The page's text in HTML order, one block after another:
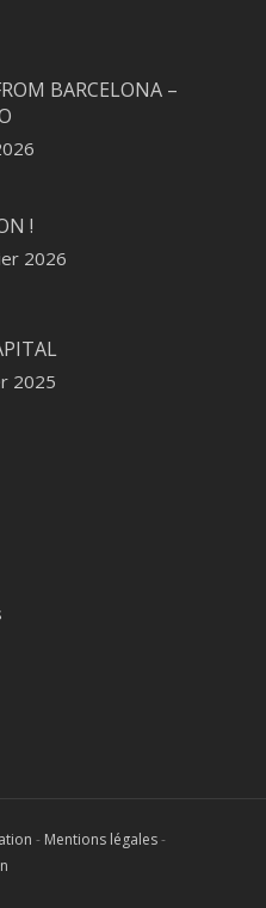
BARCELONA –
!
2026
2025
- Mentions légales-